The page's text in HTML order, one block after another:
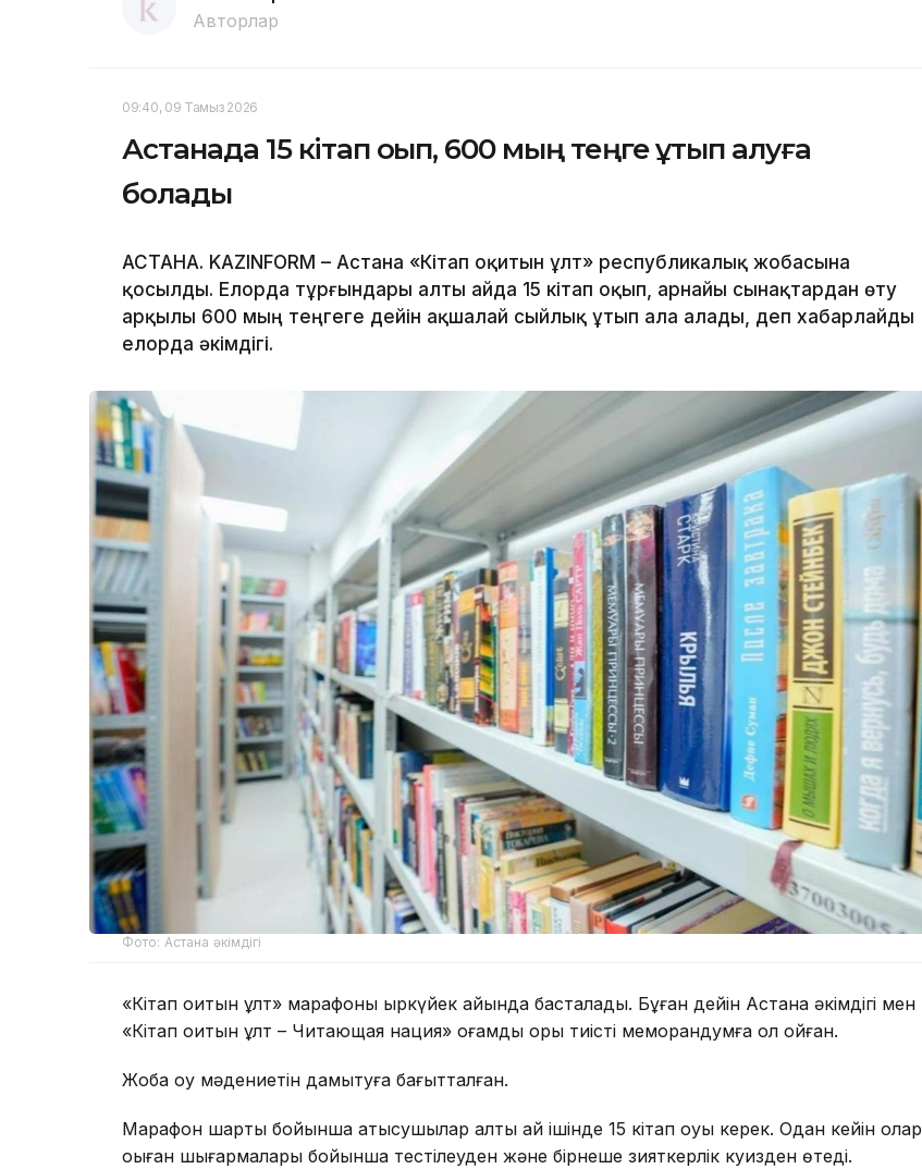
Авторлар
09:40, 09 Тамыз 2026
Астанада 15 кітап оқып, 600 мың теңге ұтып алуға
болады
АСТАНА. KAZINFORM – Астана «Кітап оқитын ұлт» республикалық жобасына
қосылды. Елорда тұрғындары алты айда 15 кітап оқып, арнайы сынақтардан өту
арқылы 600 мың теңгеге дейін ақшалай сыйлық ұтып ала алады, деп хабарлайды
елорда әкімдігі.
Фото: Астана әкімдігі
«Кітап оқитын ұлт» марафоны қыркүйек айында басталады. Бұған дейін Астана әкімдігі мен
«Кітап оқитын ұлт – Читающая нация» қоғамдық қоры тиісті меморандумға қол қойған.
Жоба оқу мәдениетін дамытуға бағытталған.
Марафон шарты бойынша қатысушылар алты ай ішінде 15 кітап оқуы керек. Одан кейін олар
оқыған шығармалары бойынша тестілеуден және бірнеше зияткерлік куизден өтеді.